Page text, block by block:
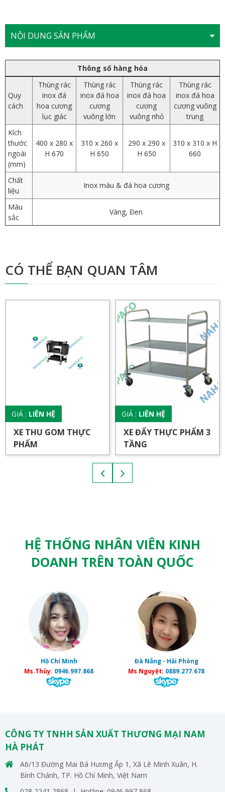
NỘI DUNG SẢN PHẨM
Thông số hàng hóa
Quy
cách
Thùng rác
inox đá
hoa cương
lục giác
Thùng rác
inox đá hoa
cương
vuông lớn
Thùng rác
inox đá hoa
cương
vuông nhỏ
Thùng rác
inox đá hoa
cương vuông
trung
Kích
thước
ngoài
(mm)
400 x 280 x
H 670
310 x 260 x
H 650
290 x 290 x
H 650
310 x 310 x H
660
Chất
liệu
Inox màu & đá hoa cương
Màu
sắc
Vàng, Đen
CÓ THỂ BẠN QUAN TÂM
GIÁ : LIÊN HỆ
XE THU GOM THỰC
PHẨM
GIÁ : LIÊN HỆ
XE ĐẨY THỰC PHẨM 3
TẦNG
HỆ THỐNG NHÂN VIÊN KINH
DOANH TRÊN TOÀN QUỐC
Hồ Chí Minh
Ms.Thùy: 0946.997.868
Đà Nẵng - Hải Phòng
Ms Nguyệt: 0889.277.678
CÔNG TY TNHH SẢN XUẤT THƯƠNG MẠI NAM
HÀ PHÁT
A6/13 Đường Mai Bá Hương Ấp 1, Xã Lê Minh Xuân, H.
Bình Chánh, TP. Hồ Chí Minh, Việt Nam